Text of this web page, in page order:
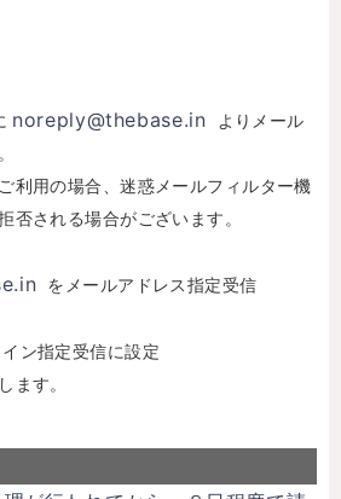
noreply@thebase.in
よりメール
利用の場合、迷惑メールフィルター機
否される場合がございます。
をメールアドレス指定受信
ン指定受信に設定
ます。